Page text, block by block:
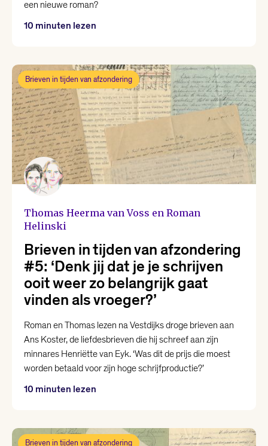
een nieuwe roman?
10 minuten lezen
Brieven in tijden van afzondering
Thomas Heerma van Voss en Roman
Helinski
Brieven in tijden van afzondering
#5: ‘Denk jij dat je je schrijven
ooit weer zo belangrijk gaat
vinden als vroeger?’
Roman en Thomas lezen na Vestdijks droge brieven aan
Ans Koster, de liefdesbrieven die hij schreef aan zijn
minnares Henriëtte van Eyk. ‘Was dit de prijs die moest
worden betaald voor zijn hoge schrijfproductie?’
10 minuten lezen
Brieven in tijden van afzondering